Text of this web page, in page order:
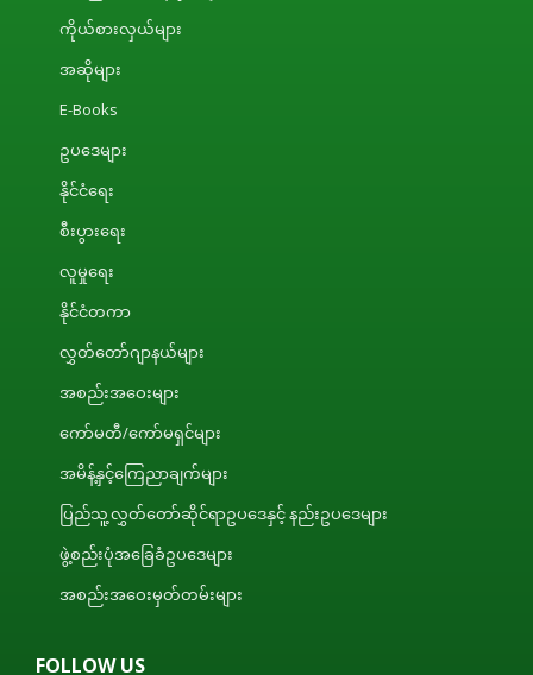
ကိုယ်စားလှယ်များ
အဆိုများ
E-Books
ဥပဒေများ
နိုင်ငံရေး
စီးပွားရေး
လူမှုရေး
နိုင်ငံတကာ
လွှတ်တော်ဂျာနယ်များ
အစည်းအဝေးများ
ကော်မတီ/ကော်မရှင်များ
အမိန့်နှင့်ကြေညာချက်များ
ပြည်သူ့လွှတ်တော်ဆိုင်ရာဥပဒေနှင့် နည်းဥပဒေများ
ဖွဲ့စည်းပုံအခြေခံဥပဒေများ
အစည်းအဝေးမှတ်တမ်းများ
FOLLOW US